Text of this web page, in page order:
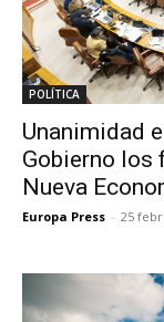
POLÍTICA
Unanimidad
Gobierno
Nueva
Europa Press - 25